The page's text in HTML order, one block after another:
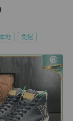
地 免運